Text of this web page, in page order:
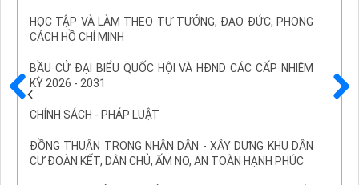
HỌC TẬP VÀ LÀM THEO TƯ TƯỞNG, ĐẠO ĐỨC, PHONG
CÁCH HỒ CHÍ MINH
BẦU CỬ ĐẠI BIỂU QUỐC HỘI VÀ HĐND CÁC CẤP NHIỆM
KỲ 2026 - 2031
CHÍNH SÁCH - PHÁP LUẬT
ĐỒNG THUẬN TRONG NHÂN DÂN - XÂY DỰNG KHU DÂN
CƯ ĐOÀN KẾT, DÂN CHỦ, ẤM NO, AN TOÀN HẠNH PHÚC
Trước